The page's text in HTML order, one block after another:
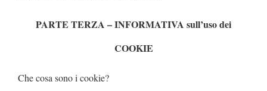
PARTE TERZA – INFORMATIVA sull’uso dei
COOKIE
Che cosa sono i cookie?